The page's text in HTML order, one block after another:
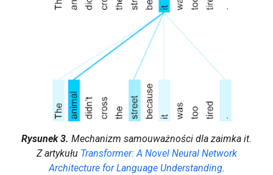
Rysunek 3. Mechanizm samouważności dla zaimka it.
Z artykułu Transformer: A Novel Neural Network
Architecture for Language Understanding.